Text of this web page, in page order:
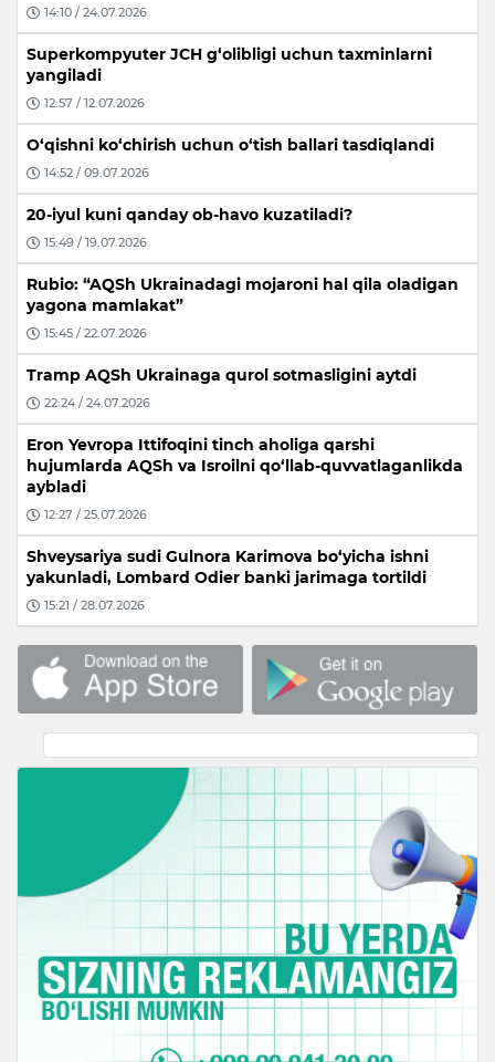
14:10 / 24.07.2026
Superkompyuter JCH g‘olibligi uchun taxminlarni
yangiladi
12:57 / 12.07.2026
O‘qishni ko‘chirish uchun o‘tish ballari tasdiqlandi
14:52 / 09.07.2026
20-iyul kuni qanday ob-havo kuzatiladi?
15:49 / 19.07.2026
Rubio: “AQSh Ukrainadagi mojaroni hal qila oladigan
yagona mamlakat”
15:45 / 22.07.2026
Tramp AQSh Ukrainaga qurol sotmasligini aytdi
22:24 / 24.07.2026
Eron Yevropa Ittifoqini tinch aholiga qarshi
hujumlarda AQSh va Isroilni qo‘llab-quvvatlaganlikda
aybladi
12:27 / 25.07.2026
Shveysariya sudi Gulnora Karimova bo‘yicha ishni
yakunladi, Lombard Odier banki jarimaga tortildi
15:21 / 28.07.2026